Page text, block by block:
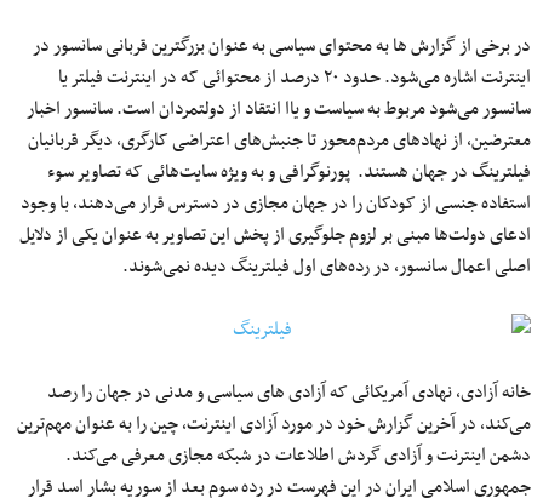
در برخی از گزارش ها به محتوای سیاسی به عنوان بزرگترین قربانی سانسور در
اینترنت اشاره می‌شود. حدود ۲۰ درصد از محتوائی که در اینترنت فیلتر یا
سانسور می‌شود مربوط به سیاست و یاا انتقاد از دولتمردان است. سانسور اخبار
معترضین، از نهادهای مردم‌محور تا جنبش‌های اعتراضی کارگری، دیگر قربانیان
فیلترینگ در جهان هستند. پورنوگرافی و به ویژه سایت‌هائی که تصاویر سوء
استفاده جنسی از کودکان را در جهان مجازی در دسترس قرار می‌دهند، با وجود
ادعای دولت‌ها مبنی بر لزوم جلوگیری از پخش این تصاویر به عنوان یکی از دلایل
اصلی اعمال سانسور، در رده‌های اول فیلترینگ دیده نمی‌شوند.
خانه آزادی، نهادی آمریکائی که آزادی های سیاسی و مدنی در جهان را رصد
می‌کند، در آخرین گزارش خود در مورد آزادی اینترنت، چین را به عنوان مهم‌ترین
دشمن اینترنت و آزادی گردش اطلاعات در شبکه مجازی معرفی می‌کند.
جمهوری اسلامی ایران در این فهرست در رده سوم بعد از سوریه بشار اسد قرار